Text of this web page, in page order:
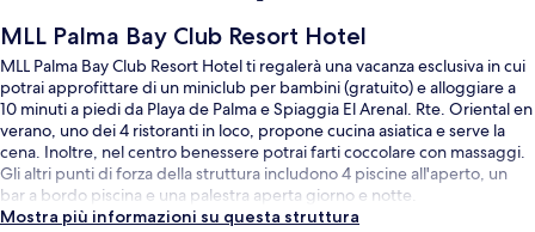
MLL Palma Bay Club Resort Hotel
MLL Palma Bay Club Resort Hotel ti regalerà una vacanza esclusiva in cui
potrai approfittare di un miniclub per bambini (gratuito) e alloggiare a
10 minuti a piedi da Playa de Palma e Spiaggia El Arenal. Rte. Oriental en
verano, uno dei 4 ristoranti in loco, propone cucina asiatica e serve la
cena. Inoltre, nel centro benessere potrai farti coccolare con massaggi.
Gli altri punti di forza della struttura includono 4 piscine all'aperto, un
bar a bordo piscina e una palestra aperta giorno e notte.
Mostra più informazioni su questa struttura